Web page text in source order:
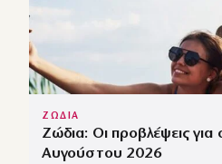
ΖΩΔΙΑ
Ζώδια: Οι προβλέψεις
Αυγούστου 2026